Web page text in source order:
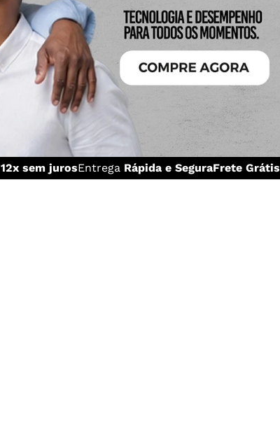
12x sem jurosEntrega Rápida e SeguraFrete Grátis